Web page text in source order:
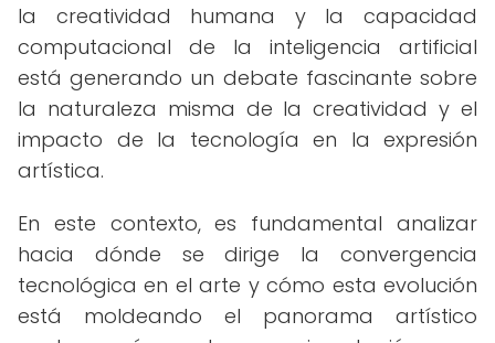
la creatividad humana y la capacidad
computacional de la inteligencia artificial
está generando un debate fascinante sobre
la naturaleza misma de la creatividad y el
impacto de la tecnología en la expresión
artística.
En este contexto, es fundamental analizar
hacia dónde se dirige la convergencia
tecnológica en el arte y cómo esta evolución
está moldeando el panorama artístico